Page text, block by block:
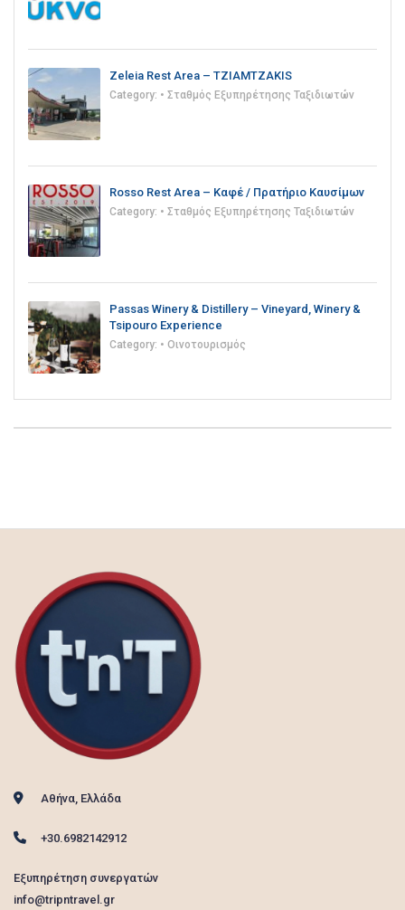
Zeleia Rest Area – TZIAMTZAKIS
Category: • Σταθμός Εξυπηρέτησης Ταξιδιωτών
Rosso Rest Area – Καφέ / Πρατήριο Καυσίμων
Category: • Σταθμός Εξυπηρέτησης Ταξιδιωτών
Passas Winery & Distillery – Vineyard, Winery &
Tsipouro Experience
Category: • Οινοτουρισμός
Αθήνα, Ελλάδα
+30.6982142912
Εξυπηρέτηση συνεργατών
info@tripntravel.gr